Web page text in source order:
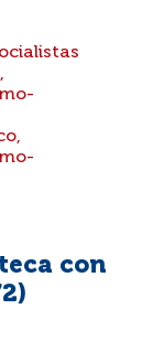
con
)